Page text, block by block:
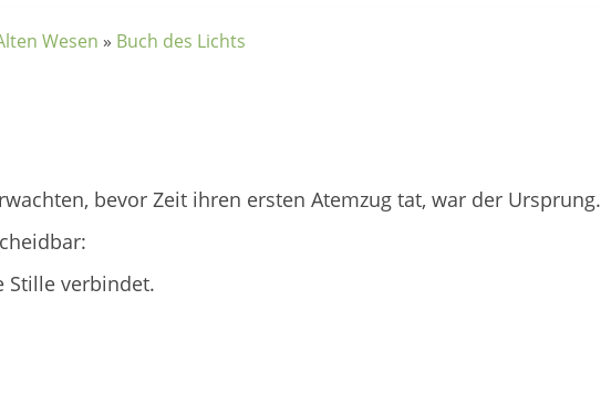
Wesen » Buch des Lichts
bevor Zeit ihren ersten Atemzug tat, war der Ursprung.
Stille verbindet.